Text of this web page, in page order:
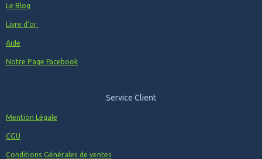
Le Blog
Livre d'or
Aide
Notre Page Facebook
Service Client
Mention Légale
CGU
Conditions Générales de ventes